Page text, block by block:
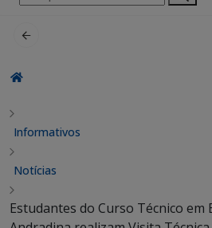
por:
Informativos
Notícias
Estudantes do Curso Técnico em